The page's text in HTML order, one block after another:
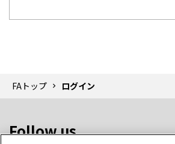
FAトップ ログイン
Follow us